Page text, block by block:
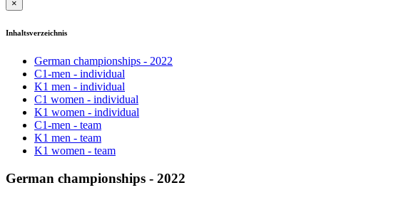
×
Inhaltsverzeichnis
German championships - 2022
C1-men - individual
K1 men - individual
C1 women - individual
K1 women - individual
C1-men - team
K1 men - team
K1 women - team
German championships - 2022